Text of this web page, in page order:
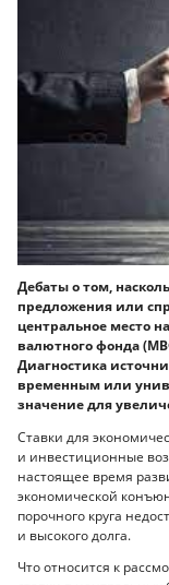
Дебаты о том,
предложения или
центральное место
валютного фонда
Диагностика
временным или
значение для
Ставки для
и инвестиционные
настоящее время
экономической
порочного круга
и высокого долга.
Что относится к